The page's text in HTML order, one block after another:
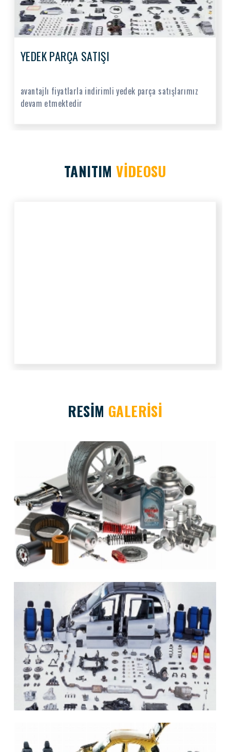
YEDEK PARÇA SATIŞI
avantajlı fiyatlarla indirimli yedek parça satışlarımız
devam etmektedir
TANITIMVİDEOSU
RESİM GALERİSİ